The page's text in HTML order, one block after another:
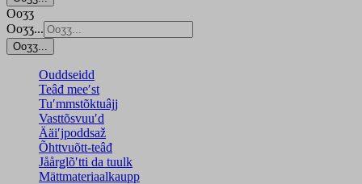
Ooʒʒ
Ooʒʒ...
Ooʒʒ...
Ouddseidd
Teâđ meeʹst
Tuʹmmstõktuâjj
Vasttõsvuuʹd
Ääiʹjpoddsaž
Õhttvuõtt-teâđ
Jåårǥlõʹtti da tuulk
Mättmateriaalkaupp